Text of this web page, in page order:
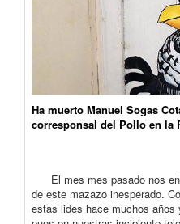
Ha muerto Manuel Sogas
corresponsal del Pollo en la
El mes mes pasado nos
de este mazazo inesperado.
estas lides hace muchos